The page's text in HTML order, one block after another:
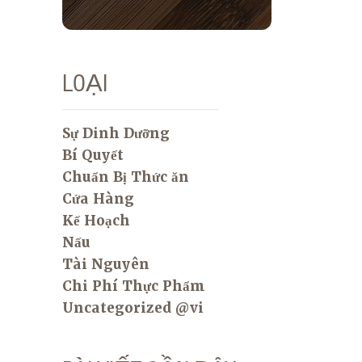
LOẠI
Sự Dinh Dưỡng
Bí Quyết
Chuẩn Bị Thức ăn
Cửa Hàng
Kế Hoạch
Nấu
Tài Nguyên
Chi Phí Thực Phẩm
Uncategorized @vi